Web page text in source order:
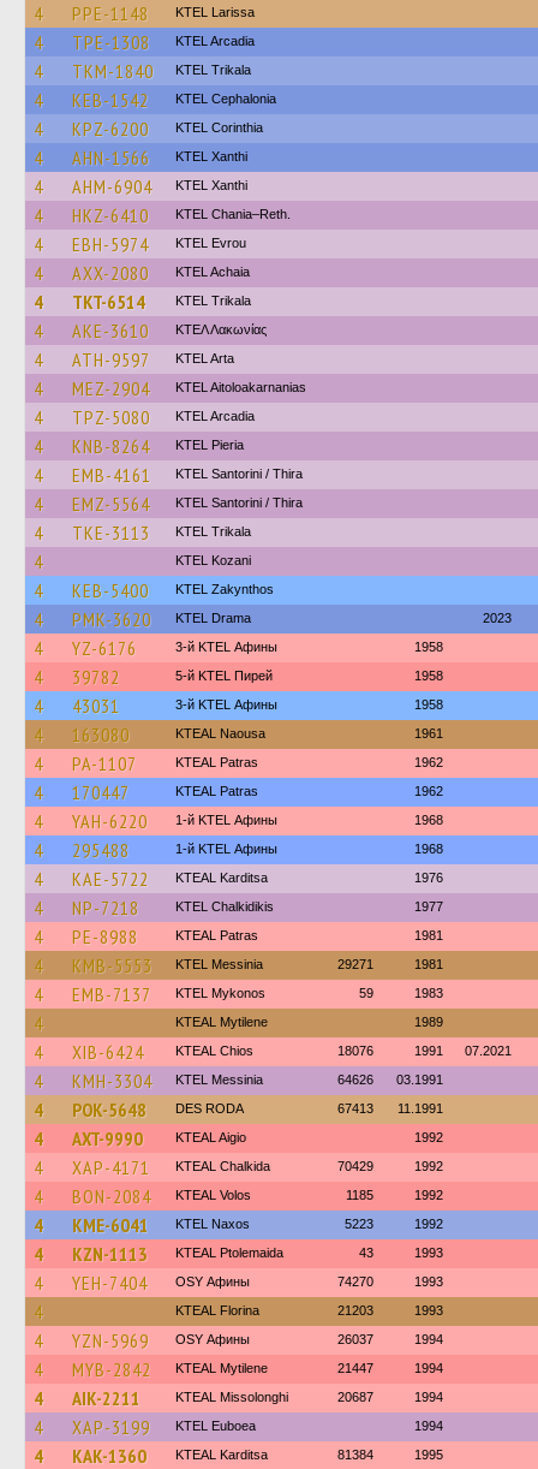
4 PPE-1148 KTEL Larissa
4 TPE-1308 KTEL Arcadia
4 TKM-1840 ΚΤΕL Τrikala
4 KEB-1542 KTEL Cephalonia
4 KPZ-6200 KTEL Corinthia
4 AHN-1566 KTEL Xanthi
4 AHM-6904 KTEL Xanthi
4 HKZ-6410 KTEL Chania–Reth.
4 EBH-5974 KTEL Evrou
4 AXX-2080 KTEL Achaia
4 TKT-6514 ΚΤΕL Τrikala
4 AKE-3610 ΚΤΕΛ Λακωνίας
4 ATH-9597 KTEL Arta
4 MEZ-2904 KTEL Aitoloakarnanias
4 TPZ-5080 KTEL Arcadia
4 KNB-8264 KTEL Pieria
4 EMB-4161 KTEL Santorini / Thira
4 EMZ-5564 KTEL Santorini / Thira
4 TKE-3113 ΚΤΕL Τrikala
4 ΚΤΕL Kozani
4 KEB-5400 KTEL Zakynthos
4 PMK-3620 KTEL Drama 2023
4 YZ-6176 3-й KTEL Афины 1958
4 39782 5-й KTEL Пирей 1958
4 43031 3-й KTEL Афины 1958
4 163080 KTEAL Naousa 1961
4 PA-1107 KTEAL Patras 1962
4 170447 KTEAL Patras 1962
4 YAH-6220 1-й KTEL Афины 1968
4 295488 1-й KTEL Афины 1968
4 KAE-5722 KTEAL Karditsa 1976
4 NP-7218 ΚΤΕL Chalkidikis 1977
4 PE-8988 KTEAL Patras 1981
4 KMB-5553 KTEL Messinia 29271 1981
4 EMB-7137 KTEL Mykonos 59 1983
4 KTEAL Mytilene 1989
4 XIB-6424 KTEAL Chios 18076 1991 07.2021
4 KMH-3304 KTEL Messinia 64626 03.1991
4 POK-5648 DES RODA 67413 11.1991
4 AXT-9990 KTEAL Aigio 1992
4 XAP-4171 KTEAL Chalkida 70429 1992
4 BON-2084 KTEAL Volos 1185 1992
4 KME-6041 KTEL Naxos 5223 1992
4 KZN-1113 KTEAL Ptolemaida 43 1993
4 YEH-7404 OSY Афины 74270 1993
4 KTEAL Florina 21203 1993
4 YZN-5969 OSY Афины 26037 1994
4 MYB-2842 KTEAL Mytilene 21447 1994
4 AIK-2211 KTEAL Missolonghi 20687 1994
4 XAP-3199 ΚΤΕL Euboea 1994
4 KAK-1360 KTEAL Karditsa 81384 1995